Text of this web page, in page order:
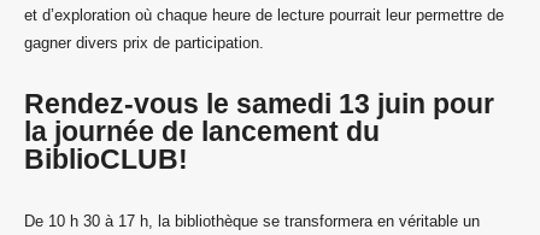
et d’exploration où chaque heure de lecture pourrait leur permettre de
gagner divers prix de participation.
Rendez-vous le samedi 13 juin pour
la journée de lancement du
BiblioCLUB!
De 10 h 30 à 17 h, la bibliothèque se transformera en véritable un